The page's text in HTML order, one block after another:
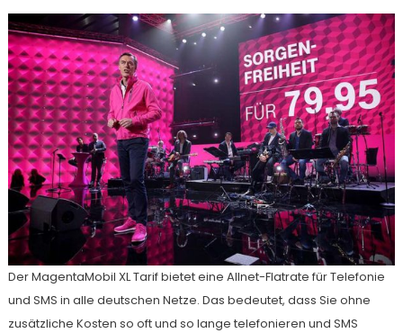
Der MagentaMobil XL Tarif bietet eine Allnet-Flatrate für Telefonie
und SMS in alle deutschen Netze. Das bedeutet, dass Sie ohne
zusätzliche Kosten so oft und so lange telefonieren und SMS